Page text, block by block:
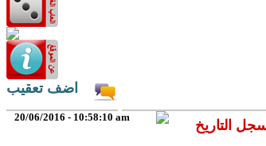
اضف تعقيب
20/06/2016 - 10:58:10 am
التاريخ